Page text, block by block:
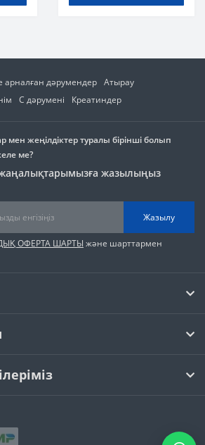
арналған дәрумендер
Атырау
С дәрумені Креатиндер
мен жеңілдіктер туралы бірінші болып
ме?
жаңалықтарымызға жазылыңыз
Жазылу
ОФЕРТА ШАРТЫ және шарттармен